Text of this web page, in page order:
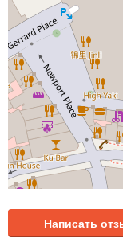
Написать